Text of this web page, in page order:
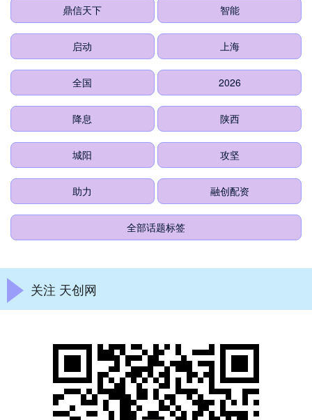
鼎信天下 智能
启动 上海
全国 2026
降息 陕西
城阳 攻坚
助力 融创配资
全部话题标签
关注 天创网